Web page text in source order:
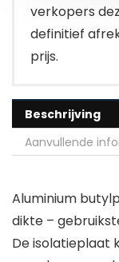
verkopers
definitief
prijs.
Beschrijving
Aanvullende
Aluminium
dikte –
De isolatieplaat